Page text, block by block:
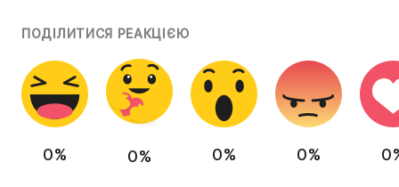
ПОДІЛИТИСЯ РЕАКЦІЄЮ
0% 0% 0% 0%